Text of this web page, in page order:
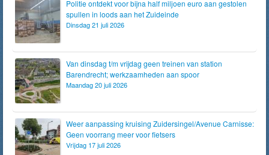
Politie ontdekt voor bijna half miljoen euro aan gestolen
spullen in loods aan het Zuideinde
Dinsdag 21 juli 2026
Van dinsdag t/m vrijdag geen treinen van station
Barendrecht; werkzaamheden aan spoor
Maandag 20 juli 2026
Weer aanpassing kruising Zuidersingel/Avenue Carnisse:
Geen voorrang meer voor fietsers
Vrijdag 17 juli 2026